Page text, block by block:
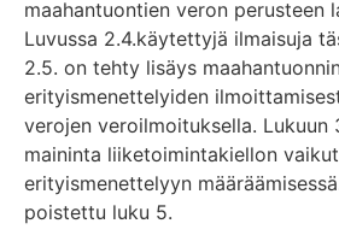
maahantuontien veron perusteen
Luvussa 2.4.käytettyjä ilmaisuja
2.5. on tehty lisäys
erityismenettelyiden
verojen veroilmoituksella. Lukuun
maininta liiketoimintakiellon
erityismenettelyyn
poistettu luku 5.